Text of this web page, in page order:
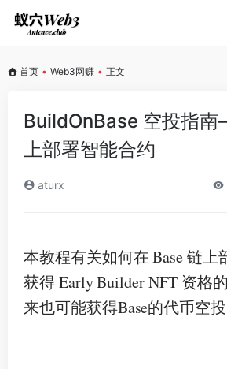
首页 • Web3网赚 • 正文
BuildOnBase 空投指
上部署智能合约
aturx
本教程有关如何在 Base 链上
获得 Early Builder NFT 资格
来也可能获得Base的代币空投